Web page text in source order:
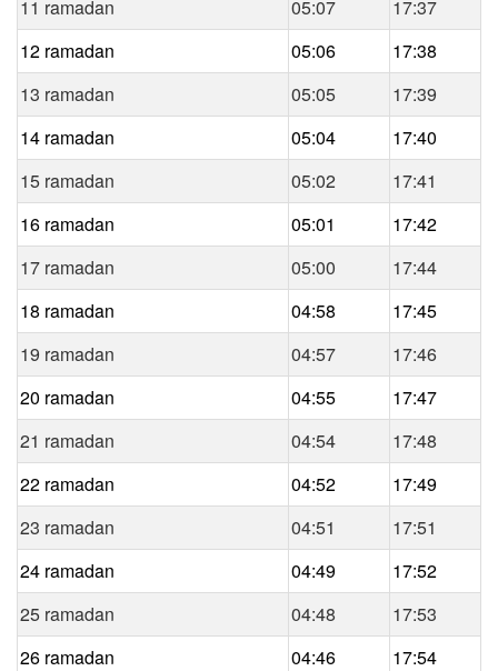
11 ramadan 05:07
17:37
12 ramadan
05:06
17:38
13 ramadan
05:05
17:39
14 ramadan
05:04
17:40
15 ramadan
05:02
17:41
16 ramadan
05:01
17:42
17 ramadan
05:00
17:44
18 ramadan
04:58
17:45
19 ramadan
04:57
17:46
20 ramadan
04:55
17:47
21 ramadan
04:54
17:48
22 ramadan
04:52
17:49
23 ramadan
04:51
17:51
24 ramadan
04:49
17:52
25 ramadan
04:48
17:53
26 ramadan
04:46
17:54